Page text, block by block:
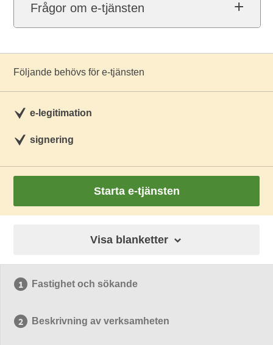
Frågor om e-tjänsten
Följande behövs för e-tjänsten
e-legitimation
signering
Starta e-tjänsten
Visa blanketter
Fastighet och sökande
Beskrivning av verksamheten